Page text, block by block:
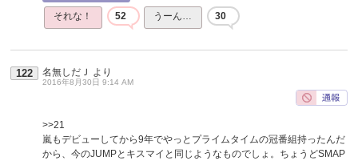
それな！ 52 うーん… 30
122 名無しだＪ より
2016年8月30日 9:14 AM
>>21
嵐もデビューしてから9年でやっとプライムタイムの冠番組持ったんだ
から、今のJUMPとキスマイと同じようなものでしょ。ちょうどSMAP